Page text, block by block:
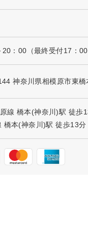
：00（最終受付17：00
神奈川県相模原市東
線 橋本(神奈川)駅 徒歩
橋本(神奈川)駅 徒歩13分